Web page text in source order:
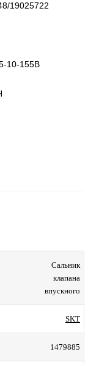
19025722
10-155B
Сальник
клапана
впускного
SKT
1479885